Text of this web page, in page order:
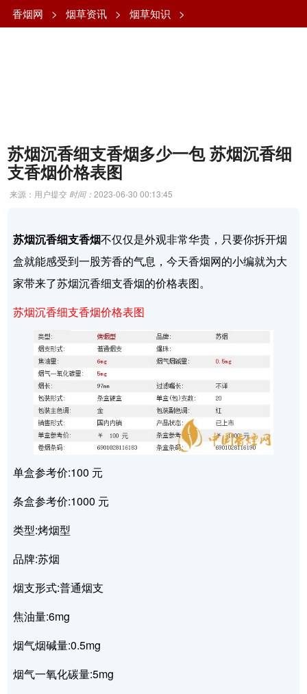
香烟网 > 烟草资讯 > 烟草知识 >
苏烟沉香细支香烟多少一包 苏烟沉香细
支香烟价格表图
来源：用户提交 时间：2023-06-30 00:13:45
苏烟沉香细支香烟不仅仅是外观非常华贵，只要你拆开烟
盒就能感受到一股芳香的气息，今天香烟网的小编就为大
家带来了苏烟沉香细支香烟的价格表图。
苏烟沉香细支香烟价格表图
单盒参考价:100 元
条盒参考价:1000 元
类型:烤烟型
品牌:苏烟
烟支形式:普通烟支
焦油量:6mg
烟气烟碱量:0.5mg
烟气一氧化碳量:5mg